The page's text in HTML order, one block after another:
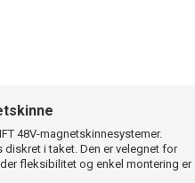
48V-magnetskinnesystemer.
i taket. Den er velegnet for
fleksibilitet og enkel montering er